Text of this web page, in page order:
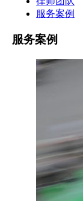
服务案例
服务案例